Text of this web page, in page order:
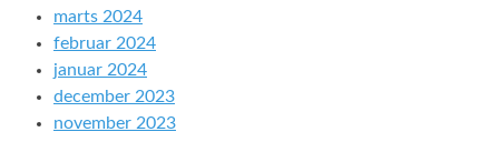
marts 2024
februar 2024
januar 2024
december 2023
november 2023